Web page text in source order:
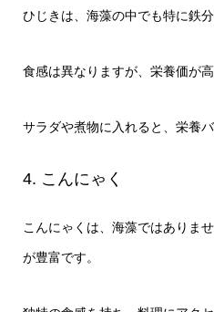
ひじきは、海藻の中でも特に鉄分
食感は異なりますが、栄養価が
サラダや煮物に入れると、栄養
4. こんにゃく
こんにゃくは、海藻ではありま
が豊富です。